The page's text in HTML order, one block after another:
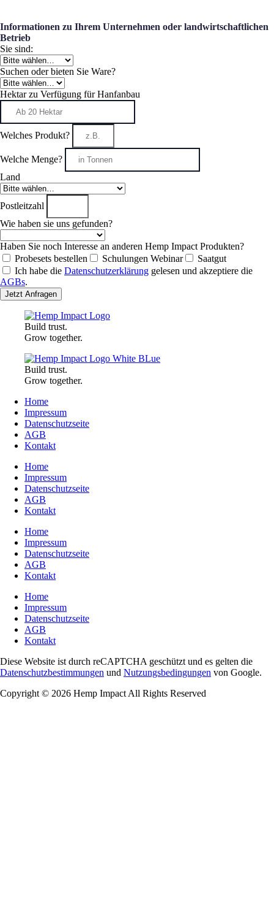
Informationen zu Ihrem Unternehmen oder landwirtschaftlichen
Betrieb
Sie sind:
Suchen oder bieten Sie Ware?
Hektar zu Verfügung für Hanfanbau
Welches Produkt?
Welche Menge?
Land
Postleitzahl
Wie haben sie uns gefunden?
Haben Sie noch Interesse an anderen Hemp Impact Produkten?
Probesets bestellen
Schulungen Webinar
Saatgut
Ich habe die Datenschutzerklärung gelesen und akzeptiere die
AGBs.
Jetzt Anfragen
Build trust.
Grow together.
Build trust.
Grow together.
Home
Impressum
Datenschutzseite
AGB
Kontakt
Home
Impressum
Datenschutzseite
AGB
Kontakt
Home
Impressum
Datenschutzseite
AGB
Kontakt
Home
Impressum
Datenschutzseite
AGB
Kontakt
Diese Website ist durch reCAPTCHA geschützt und es gelten die
Datenschutzbestimmungen und Nutzungsbedingungen von Google.
Copyright © 2026 Hemp Impact All Rights Reserved